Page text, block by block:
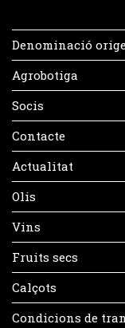
Denominació
Agrobotiga
Socis
Contacte
Actualitat
Olis
Vins
Fruits secs
Calçots
Condicions de